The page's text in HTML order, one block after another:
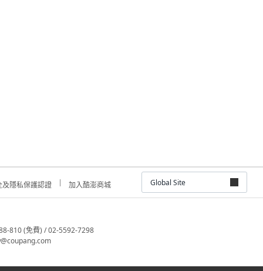
及隱私保護認證 加入酷澎商城 Global Site
810 (免費) / 02-5592-7298